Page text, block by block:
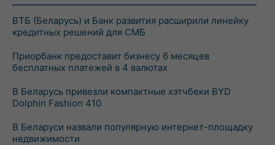
ВТБ (Беларусь) и Банк развития расширили линейку
кредитных решений для СМБ
Приорбанк предоставит бизнесу 6 месяцев
бесплатных платежей в 4 валютах
В Беларусь привезли компактные хэтчбеки BYD
Dolphin Fashion 410
В Беларуси назвали популярную интернет-площадку
недвижимости